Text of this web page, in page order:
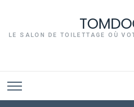
LE SALON DE TOILETTAGE OÙ